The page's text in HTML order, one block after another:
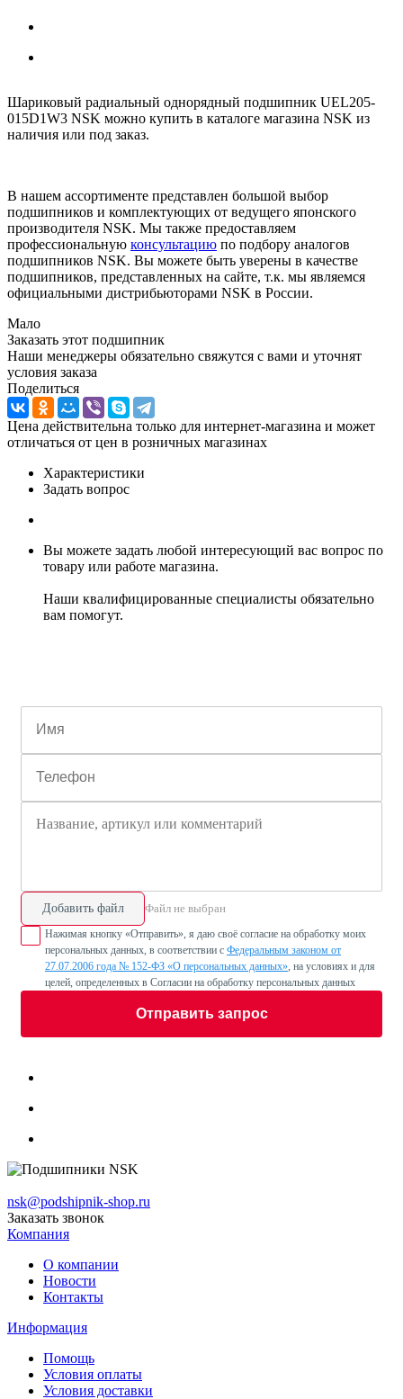
Шариковый радиальный однорядный подшипник UEL205-
015D1W3 NSK можно купить в каталоге магазина NSK из
наличия или под заказ.
В нашем ассортименте представлен большой выбор
подшипников и комплектующих от ведущего японского
производителя NSK. Мы также предоставляем
профессиональную консультацию по подбору аналогов
подшипников NSK. Вы можете быть уверены в качестве
подшипников, представленных на сайте, т.к. мы являемся
официальными дистрибьюторами NSK в России.
Мало
Заказать этот подшипник
Наши менеджеры обязательно свяжутся с вами и уточнят
условия заказа
Поделиться
Цена действительна только для интернет-магазина и может
отличаться от цен в розничных магазинах
Характеристики
Задать вопрос
Вы можете задать любой интересующий вас вопрос по
товару или работе магазина.
Наши квалифицированные специалисты обязательно
вам помогут.
Добавить файл Файл не выбран
Нажимая кнопку «Отправить», я даю своё согласие на обработку моих
персональных данных, в соответствии с Федеральным законом от
27.07.2006 года № 152-ФЗ «О персональных данных», на условиях и для
целей, определенных в Согласии на обработку персональных данных
Отправить запрос
nsk@podshipnik-shop.ru
Заказать звонок
Компания
О компании
Новости
Контакты
Информация
Помощь
Условия оплаты
Условия доставки